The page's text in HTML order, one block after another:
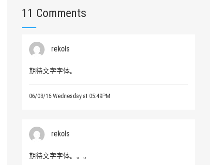
11 Comments
rekols
期待文字字体。
06/08/16 Wednesday at 05:49PM
rekols
期待文字字体。。。